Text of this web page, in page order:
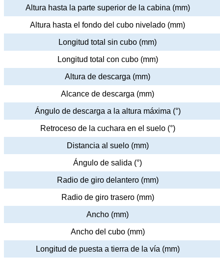
Altura hasta la parte superior de la cabina (mm)
Altura hasta el fondo del cubo nivelado (mm)
Longitud total sin cubo (mm)
Longitud total con cubo (mm)
Altura de descarga (mm)
Alcance de descarga (mm)
Ángulo de descarga a la altura máxima (°)
Retroceso de la cuchara en el suelo (°)
Distancia al suelo (mm)
Ángulo de salida (°)
Radio de giro delantero (mm)
Radio de giro trasero (mm)
Ancho (mm)
Ancho del cubo (mm)
Longitud de puesta a tierra de la vía (mm)